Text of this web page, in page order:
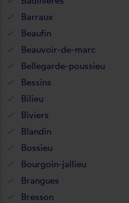
Barraux
Beaufin
Beauvoir-de-marc
Bellegarde-poussieu
Bessins
Bilieu
Biviers
Blandin
Bossieu
Bourgoin-jallieu
Brangues
Bresson